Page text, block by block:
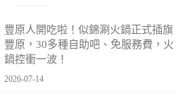
豐原人開吃啦！似錦涮火鍋正式插旗
豐原，30多種自助吧、免服務費，火
鍋控衝一波！
2026-07-14